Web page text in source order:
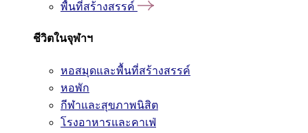
พื้นที่สร้างสรรค์
ชีวิตในจุฬาฯ
หอสมุดและพื้นที่สร้างสรรค์
หอพัก
กีฬาและสุขภาพนิสิต
โรงอาหารและคาเฟ่